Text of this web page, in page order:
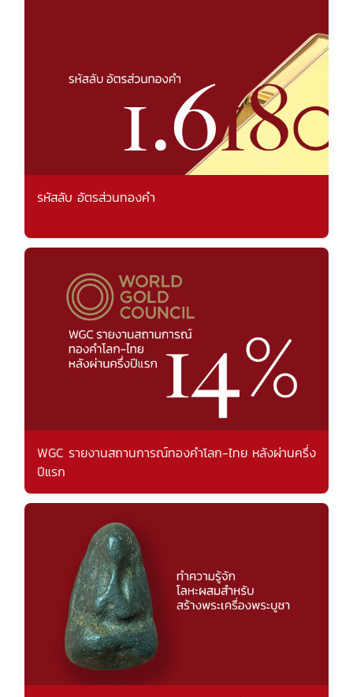
รหัสลับ อัตรส่วนทองคำ
WGC รายงานสถานการณ์ทองคำโลก-ไทย หลังผ่านครึ่ง
ปีแรก